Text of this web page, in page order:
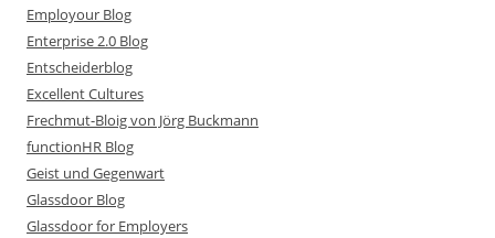
Employour Blog
Enterprise 2.0 Blog
Entscheiderblog
Excellent Cultures
Frechmut-Bloig von Jörg Buckmann
functionHR Blog
Geist und Gegenwart
Glassdoor Blog
Glassdoor for Employers